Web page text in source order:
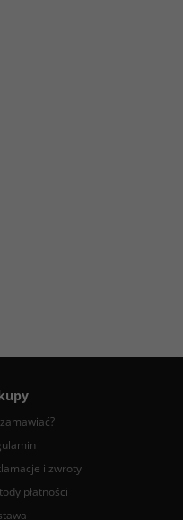
zamawiać?
i zwroty
płatności